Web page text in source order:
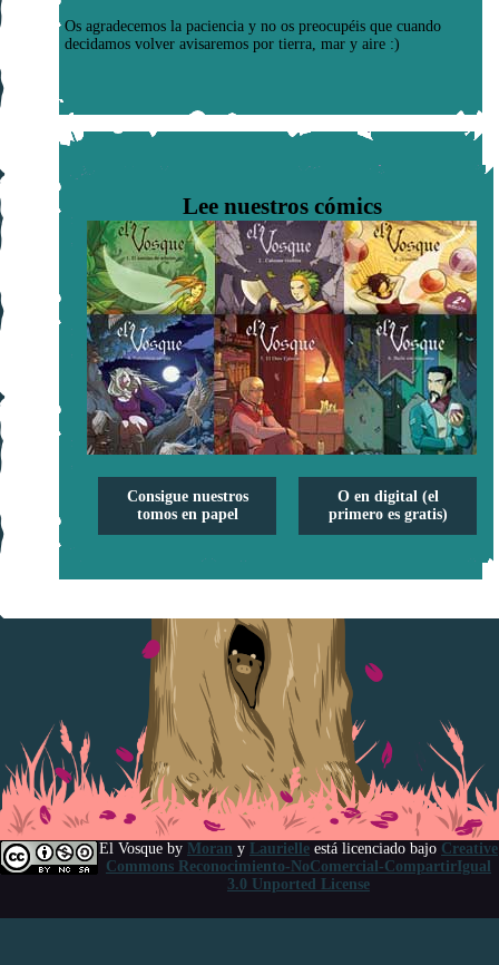
Os agradecemos la paciencia y no os preocupéis que cuando
decidamos volver avisaremos por tierra, mar y aire :)
Lee nuestros cómics
Consigue nuestros
tomos en papel
O en digital (el
primero es gratis)
El Vosque by Moran y Laurielle está licenciado bajo Creative
Commons Reconocimiento-NoComercial-CompartirIgual
3.0 Unported License